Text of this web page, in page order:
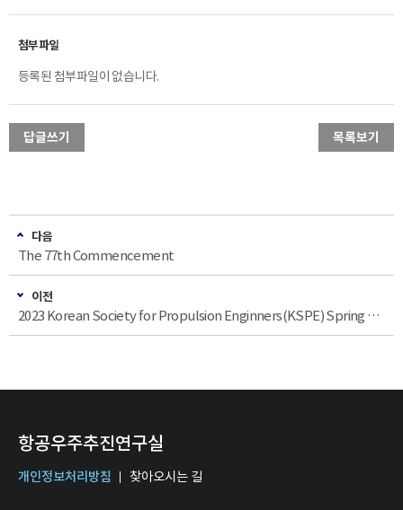
등록된 첨부파일이 없습니다.
답글쓰기 목록보기
다음
The 77th Commencement
이전
2023 Korean Society for Propulsion Enginners(KSPE) Spring Conference
항공우주추진연구실
개인정보처리방침 찾아오시는 길